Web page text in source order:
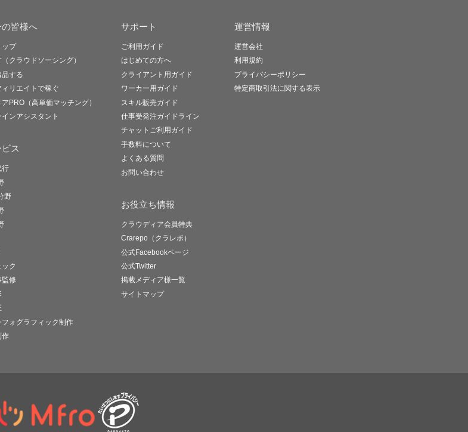
の皆様へ
ップ
クラウドソーシング）
品する
リエイトで稼ぐ
PRO（高単価マッチング）
ンアシスタント
ス
行
野
ク
修
フォグラフィック制作
作
サポート
ご利用ガイド
はじめての方へ
クライアント用ガイド
ワーカー用ガイド
スキル販売ガイド
仕事受発注ガイドライン
チャットご利用ガイド
手数料について
よくある質問
お問い合わせ
お役立ち情報
クラウディア会員特典
Crarepo（クラレポ）
公式Facebookページ
公式Twitter
掲載メディア様一覧
サイトマップ
運営情報
運営会社
利用規約
プライバシーポリシー
特定商取引法に関する表示